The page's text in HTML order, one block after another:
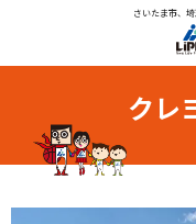
さいたま市、
クレ